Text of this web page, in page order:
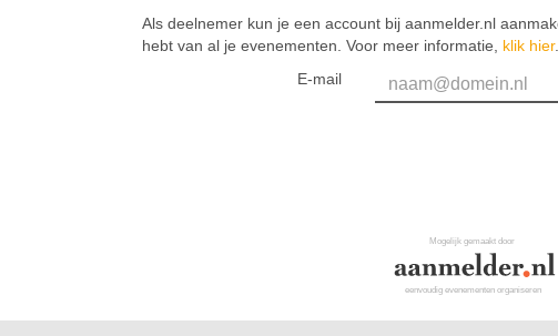
Als deelnemer kun je een account bij aanmelder.nl
hebt van al je evenementen. Voor meer informatie, klik hier.
E-mail
Mogelijk gemaakt door
eenvoudig evenementen organiseren